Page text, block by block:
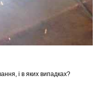
і в яких випадках?